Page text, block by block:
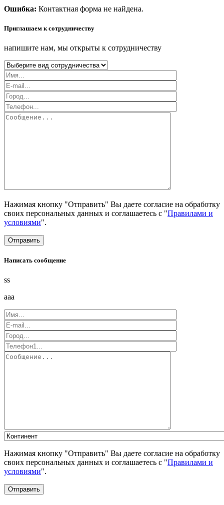
Ошибка: Контактная форма не найдена.
Приглашаем к сотрудничеству
напишите нам, мы открыты к сотрудничеству
Нажимая кнопку "Отправить" Вы даете согласие на обработку
своих персональных данных и соглашаетесь с "Правилами и
условиями".
Написать сообщение
ss
aaa
Нажимая кнопку "Отправить" Вы даете согласие на обработку
своих персональных данных и соглашаетесь с "Правилами и
условиями".
Отправить